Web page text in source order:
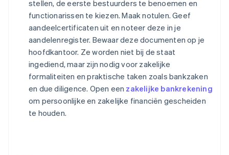
stellen, de eerste bestuurders te benoemen en
functionarissen te kiezen. Maak notulen. Geef
aandeelcertificaten uit en noteer deze in je
aandelenregister. Bewaar deze documenten op je
hoofdkantoor. Ze worden niet bij de staat
ingediend, maar zijn nodig voor zakelijke
formaliteiten en praktische taken zoals bankzaken
en due diligence. Open een zakelijke bankrekening
om persoonlijke en zakelijke financiën gescheiden
te houden.